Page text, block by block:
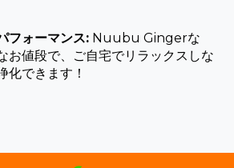
フォーマンス: Nuubu Gingerな
お値段で、ご自宅でリラックスしな
化できます！